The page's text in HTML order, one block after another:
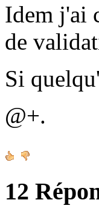
Idem j'ai
de
Si
@+.
12